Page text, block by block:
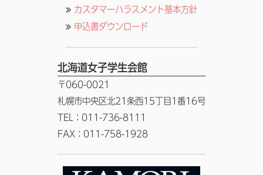
カスタマーハラスメント基本方針
申込書ダウンロード
北海道女子学生会館
〒060-0021
札幌市中央区北21条西15丁目1番16号
TEL：011-736-8111
FAX：011-758-1928